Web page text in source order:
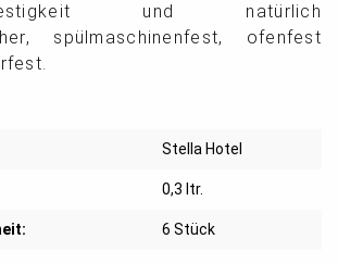
und natürlich
spülmaschinenfest, ofenfest
Stella Hotel
0,3 ltr.
6 Stück